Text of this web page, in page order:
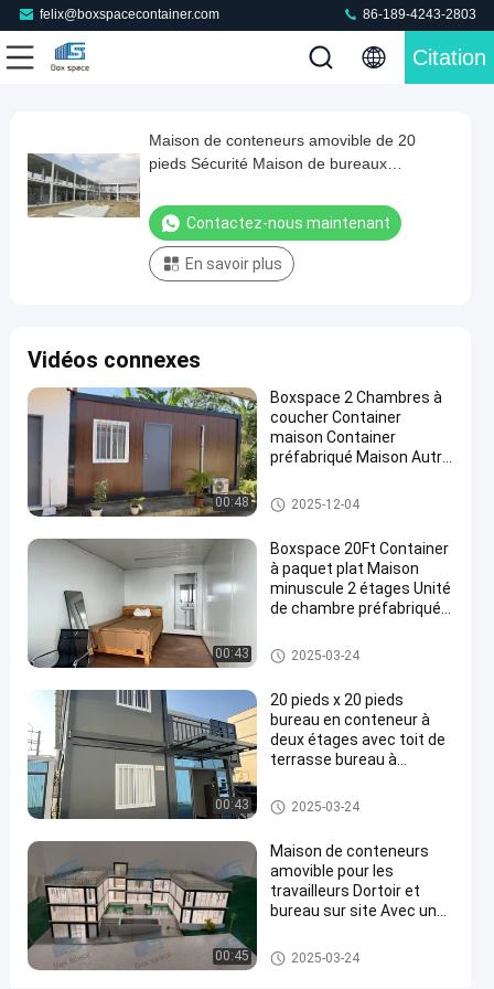
felix@boxspacecontainer.com 86-189-4243-2803
Citation
Video
Time
Loaded:
de
conteneurs
Sécurité
Maison
de
bureaux
préfabriquée
détachable
2024-
03-01
points
de vue
Contactez-
maintenant
Partager
#
Des
maisons
en
conteneurs
mobiles
maisons
préfabriquées
de récipient
d'entreposage
#
Maison
préfabriquée
en
Maison de conteneurs amovible de 20
pieds Sécurité Maison de bureaux
Contactez-nous maintenant
En savoir plus
Vidéos connexes
00:48
Boxspace 2 Chambres à
coucher Container
maison Container
préfabriqué Maison Autre
Immobilier Container
maison de deux étages
Maison détachable de contene
ur
2025-12-04
00:43
Boxspace 20Ft Container
à paquet plat Maison
minuscule 2 étages Unité
de chambre préfabriquée
Maison détachable de contene
ur
2025-03-24
00:43
20 pieds x 20 pieds
bureau en conteneur à
deux étages avec toit de
terrasse bureau à
vacances pour usage
personnel
Maison détachable de contene
ur
2025-03-24
00:45
Maison de conteneurs
amovible pour les
travailleurs Dortoir et
bureau sur site Avec une
flexible et une installation
facile
Maison détachable de contene
ur
2025-03-24